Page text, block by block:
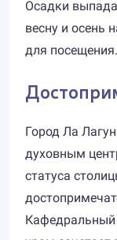
Осадки
весну и осень
для посещения.
Город Ла
духовным
статуса
Кафедральный